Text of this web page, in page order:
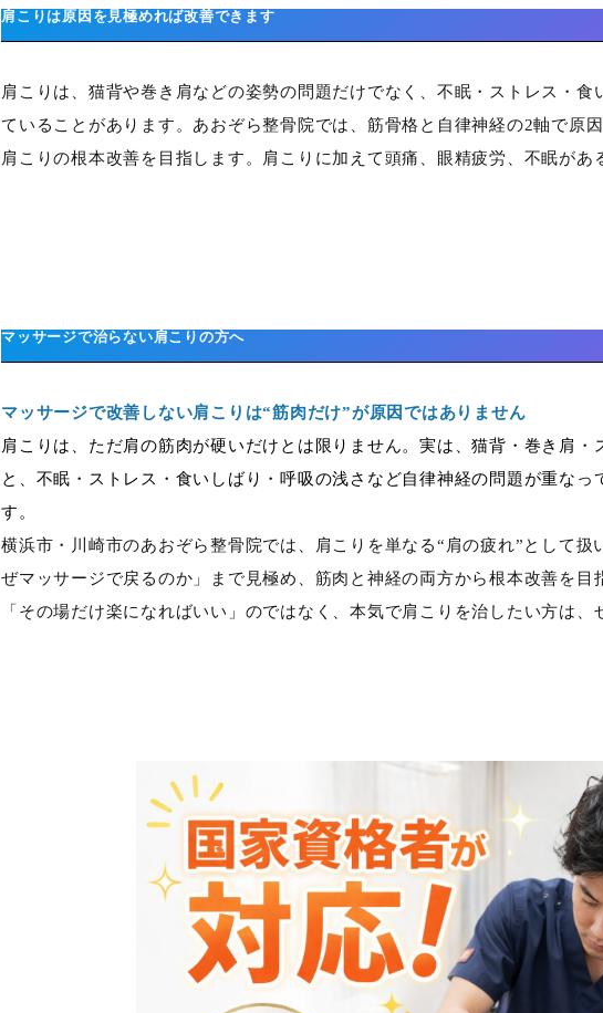
肩こりは原因を見極めれば改善できます
肩こりは、猫背や巻き肩などの姿勢の問題だけでなく、不眠・ストレス・食
ていることがあります。あおぞら整骨院では、筋骨格と自律神経の2軸で原
肩こりの根本改善を目指します。肩こりに加えて頭痛、眼精疲労、不眠があ
マッサージで治らない肩こりの方へ
マッサージで改善しない肩こりは“筋肉だけ”が原因ではありません
肩こりは、ただ肩の筋肉が硬いだけとは限りません。実は、猫背・巻き肩・
と、不眠・ストレス・食いしばり・呼吸の浅さなど自律神経の問題が重な
す。
横浜市・川崎市のあおぞら整骨院では、肩こりを単なる“肩の疲れ”として扱
ぜマッサージで戻るのか」まで見極め、筋肉と神経の両方から根本改善を目
「その場だけ楽になればいい」のではなく、本気で肩こりを治したい方は、